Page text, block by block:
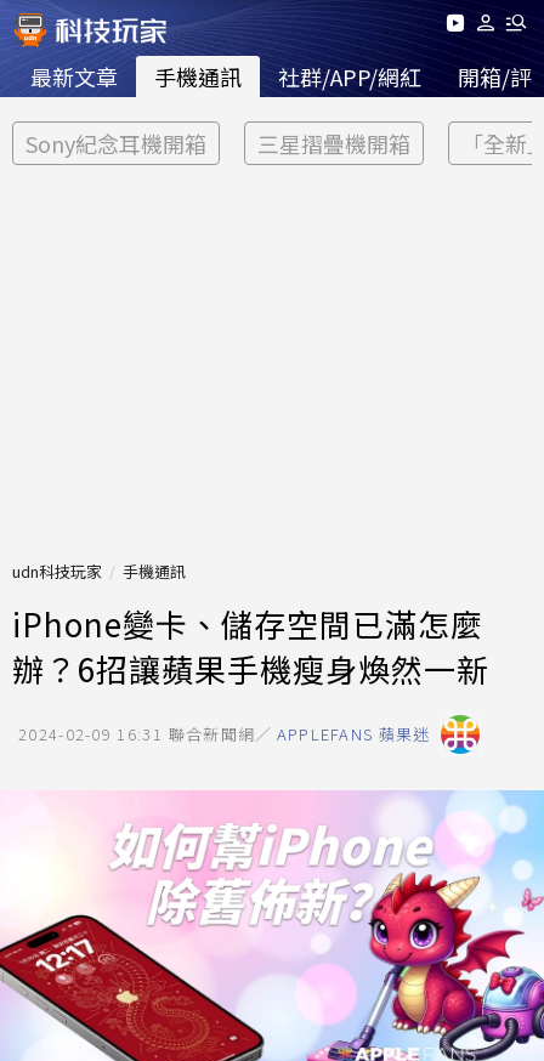
最新文章 手機通訊 社群/APP/網紅 開箱/評
Sony紀念耳機開箱 三星摺疊機開箱 「全新
udn科技玩家 手機通訊
iPhone變卡、儲存空間已滿怎麼
辦？6招讓蘋果手機瘦身煥然一新
2024-02-09 16:31 聯合新聞網／ APPLEFANS 蘋果迷